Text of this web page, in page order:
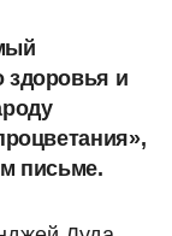
здоровья и
письме.